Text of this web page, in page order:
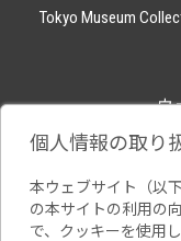
Tokyo Museum
ウ
個人情報の取り
本ウェブサイト（以
の本サイトの利用の
で、クッキーを使用